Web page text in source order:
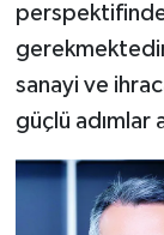
sanayi ve
güçlü adımlar